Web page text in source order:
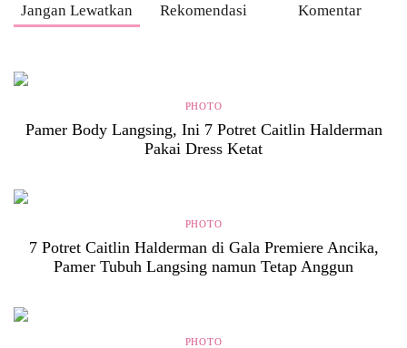
Jangan Lewatkan Rekomendasi Komentar
PHOTO
Pamer Body Langsing, Ini 7 Potret Caitlin Halderman
Pakai Dress Ketat
PHOTO
7 Potret Caitlin Halderman di Gala Premiere Ancika,
Pamer Tubuh Langsing namun Tetap Anggun
PHOTO